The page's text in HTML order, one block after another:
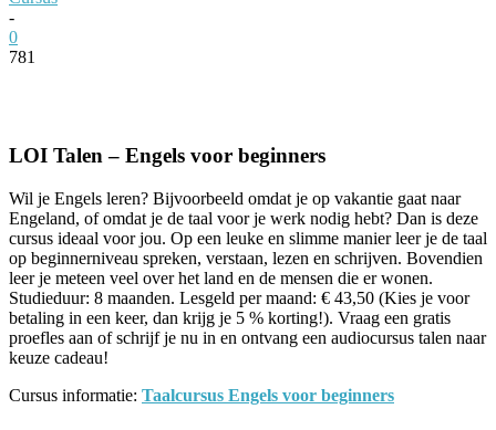
-
0
781
LOI Talen – Engels voor beginners
Wil je Engels leren? Bijvoorbeeld omdat je op vakantie gaat naar
Engeland, of omdat je de taal voor je werk nodig hebt? Dan is deze
cursus ideaal voor jou. Op een leuke en slimme manier leer je de taal
op beginnerniveau spreken, verstaan, lezen en schrijven. Bovendien
leer je meteen veel over het land en de mensen die er wonen.
Studieduur: 8 maanden. Lesgeld per maand: € 43,50 (Kies je voor
betaling in een keer, dan krijg je 5 % korting!). Vraag een gratis
proefles aan of schrijf je nu in en ontvang een audiocursus talen naar
keuze cadeau!
Cursus informatie: Taalcursus Engels voor beginners